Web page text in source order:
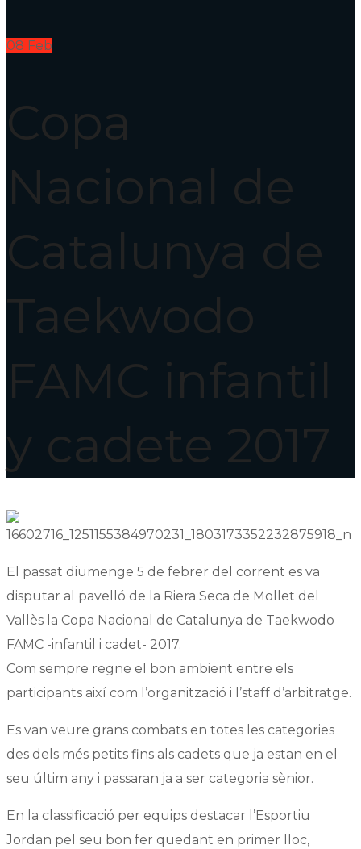
08 Feb
Copa
Nacional de
Catalunya de
Taekwodo
FAMC infantil
y cadete 2017
El passat diumenge 5 de febrer del corrent es va
disputar al pavelló de la Riera Seca de Mollet del
Vallès la Copa Nacional de Catalunya de Taekwodo
FAMC -infantil i cadet- 2017.
Com sempre regne el bon ambient entre els
participants així com l’organització i l’staff d’arbitratge.
Es van veure grans combats en totes les categories
des dels més petits fins als cadets que ja estan en el
seu últim any i passaran ja a ser categoria sènior.
En la classificació per equips destacar l’Esportiu
Jordan pel seu bon fer quedant en primer lloc,